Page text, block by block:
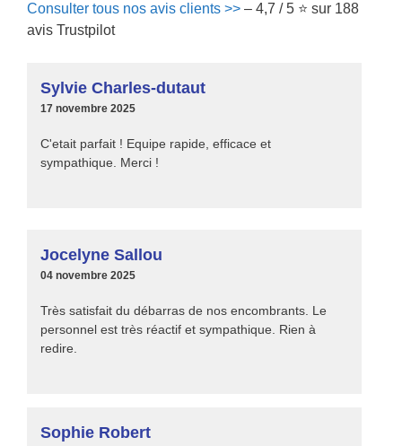
Consulter tous nos avis clients >> – 4,7 / 5 ⭐ sur 188
avis Trustpilot
Sylvie Charles-dutaut
17 novembre 2025
C'etait parfait ! Equipe rapide, efficace et
sympathique. Merci !
Jocelyne Sallou
04 novembre 2025
Très satisfait du débarras de nos encombrants. Le
personnel est très réactif et sympathique. Rien à
redire.
Sophie Robert